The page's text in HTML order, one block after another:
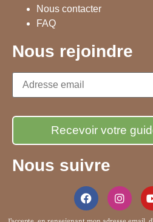
Nous contacter
FAQ
Nous rejoindre
Nous suivre